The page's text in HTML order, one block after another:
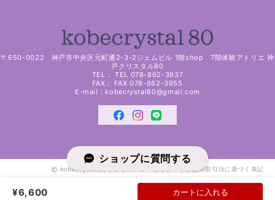
〒650-0022 神戸市中央区元町通2-3-2ジェムビル 1階shop 7階体験アトリエ 神
戸クリスタル80
TEL： TEL 078-862-3937
FAX： FAX 078-862-3955
E-mail： kobecrystal80@gmail.com
kobecrystal80 | 特定商取引法に基づく表記
¥6,600 カートに入れる
ショップに質問する